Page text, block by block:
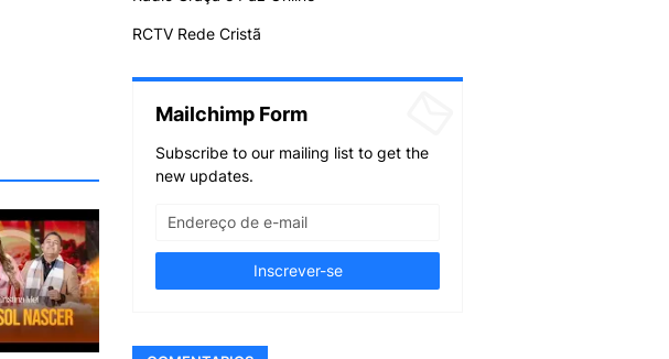
RCTV Rede Cristã
Mailchimp Form
Subscribe to our mailing list to get the
new updates.